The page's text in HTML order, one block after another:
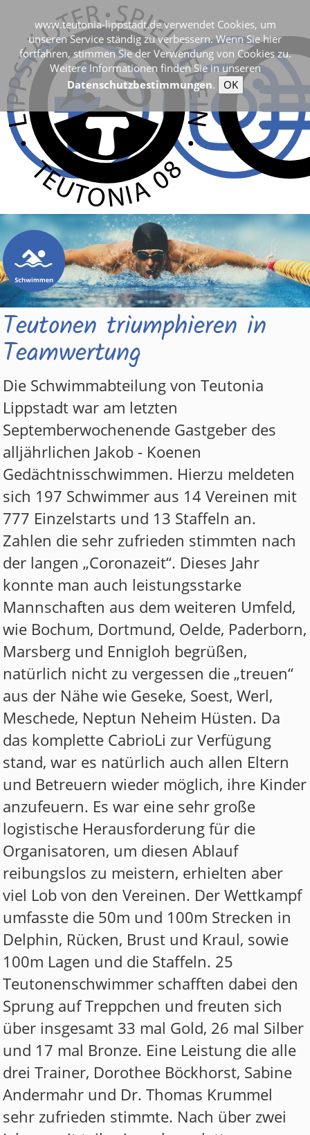
Teutonen triumphieren in
Teamwertung
Die Schwimmabteilung von Teutonia
Lippstadt war am letzten
Septemberwochenende Gastgeber des
alljährlichen Jakob - Koenen
Gedächtnisschwimmen. Hierzu meldeten
sich 197 Schwimmer aus 14 Vereinen mit
777 Einzelstarts und 13 Staffeln an.
Zahlen die sehr zufrieden stimmten nach
der langen „Coronazeit“. Dieses Jahr
konnte man auch leistungsstarke
Mannschaften aus dem weiteren Umfeld,
wie Bochum, Dortmund, Oelde, Paderborn,
Marsberg und Ennigloh begrüßen,
natürlich nicht zu vergessen die „treuen“
aus der Nähe wie Geseke, Soest, Werl,
Meschede, Neptun Neheim Hüsten. Da
das komplette CabrioLi zur Verfügung
stand, war es natürlich auch allen Eltern
und Betreuern wieder möglich, ihre Kinder
anzufeuern. Es war eine sehr große
logistische Herausforderung für die
Organisatoren, um diesen Ablauf
reibungslos zu meistern, erhielten aber
viel Lob von den Vereinen. Der Wettkampf
umfasste die 50m und 100m Strecken in
Delphin, Rücken, Brust und Kraul, sowie
100m Lagen und die Staffeln. 25
Teutonenschwimmer schafften dabei den
Sprung auf Treppchen und freuten sich
über insgesamt 33 mal Gold, 26 mal Silber
und 17 mal Bronze. Eine Leistung die alle
drei Trainer, Dorothee Böckhorst, Sabine
Andermahr und Dr. Thomas Krummel
sehr zufrieden stimmte. Nach über zwei
www.teutonia-lippstadt.de verwendet Cookies, um
unseren Service ständig zu verbessern. Wenn Sie hier
fortfahren, stimmen Sie der Verwendung von Cookies zu.
Weitere Informationen finden Sie in unseren
Datenschutzbestimmungen. OK